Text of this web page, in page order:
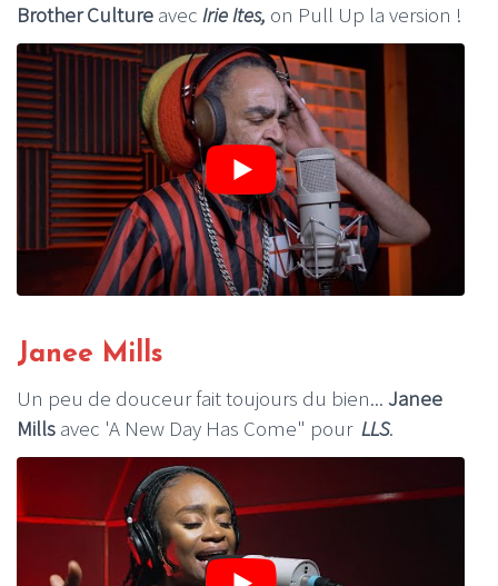
Brother Culture avec Irie Ites, on Pull Up la version !
Janee Mills
Un peu de douceur fait toujours du bien... Janee
Mills avec 'A New Day Has Come" pour LLS.